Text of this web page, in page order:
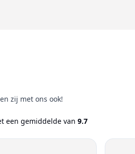
zij met ons ook!
een gemiddelde van 9.7